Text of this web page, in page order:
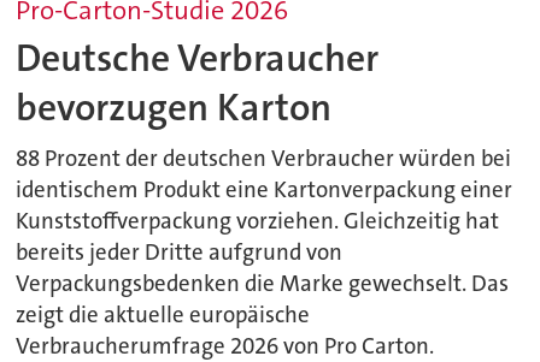
Pro-Carton-Studie 2026
Deutsche Verbraucher
bevorzugen Karton
88 Prozent der deutschen Verbraucher würden bei
identischem Produkt eine Kartonverpackung einer
Kunststoffverpackung vorziehen. Gleichzeitig hat
bereits jeder Dritte aufgrund von
Verpackungsbedenken die Marke gewechselt. Das
zeigt die aktuelle europäische
Verbraucherumfrage 2026 von Pro Carton.